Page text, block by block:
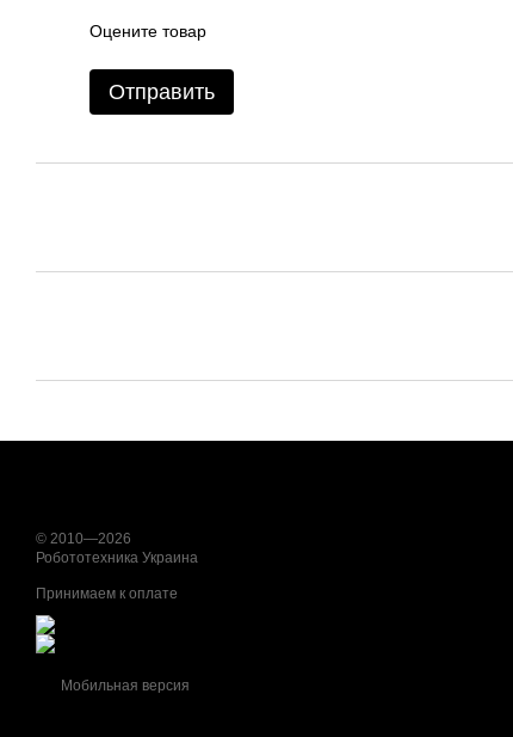
Оцените товар
Отправить
© 2010—2026
Робототехника Украина
Принимаем к оплате
Мобильная версия